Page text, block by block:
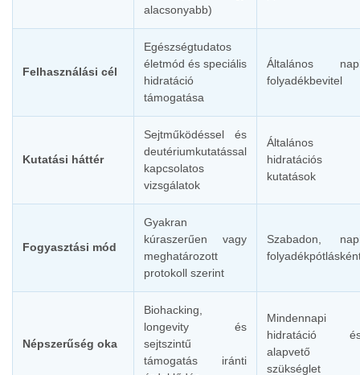
alacsonyabb)
Felhasználási cél
Egészségtudatos
életmód és speciális
hidratáció
támogatása
Általános
folyadékbevitel
Kutatási háttér
Sejtműködéssel és
deutériumkutatással
kapcsolatos
vizsgálatok
Általános
hidratációs
kutatások
Fogyasztási mód
Gyakran
kúraszerűen vagy
meghatározott
protokoll szerint
Szabadon,
Népszerűség oka
Biohacking,
longevity és
sejtszintű
támogatás iránti
Mindennapi
hidratáció
alapvető
szükséglet